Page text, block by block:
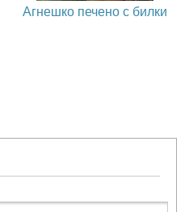
Агнешко печено с билки